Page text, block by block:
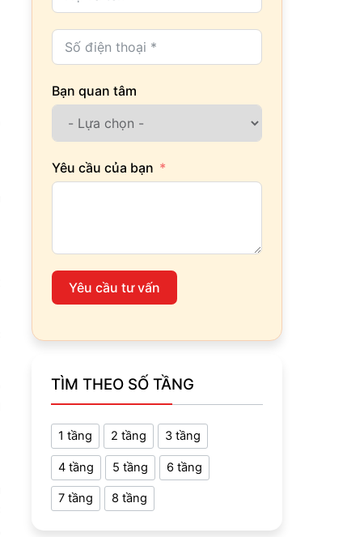
Bạn quan tâm
Yêu cầu của bạn
Yêu cầu tư vấn
TÌM THEO SỐ TẦNG
1 tầng 2 tầng 3 tầng
4 tầng 5 tầng 6 tầng
7 tầng 8 tầng